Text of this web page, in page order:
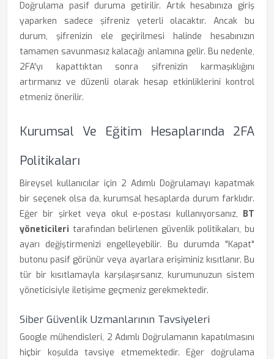
Doğrulama pasif duruma getirilir. Artık hesabınıza giriş
yaparken sadece şifreniz yeterli olacaktır. Ancak bu
durum, şifrenizin ele geçirilmesi halinde hesabınızın
tamamen savunmasız kalacağı anlamına gelir. Bu nedenle,
2FA'yı kapattıktan sonra şifrenizin karmaşıklığını
artırmanız ve düzenli olarak hesap etkinliklerini kontrol
etmeniz önerilir.
Kurumsal Ve Eğitim Hesaplarında 2FA
Politikaları
Bireysel kullanıcılar için 2 Adımlı Doğrulamayı kapatmak
bir seçenek olsa da, kurumsal hesaplarda durum farklıdır.
Eğer bir şirket veya okul e-postası kullanıyorsanız, BT
yöneticileri tarafından belirlenen güvenlik politikaları, bu
ayarı değiştirmenizi engelleyebilir. Bu durumda "Kapat"
butonu pasif görünür veya ayarlara erişiminiz kısıtlanır. Bu
tür bir kısıtlamayla karşılaşırsanız, kurumunuzun sistem
yöneticisiyle iletişime geçmeniz gerekmektedir.
Siber Güvenlik Uzmanlarının Tavsiyeleri
Google mühendisleri, 2 Adımlı Doğrulamanın kapatılmasını
hiçbir koşulda tavsiye etmemektedir. Eğer doğrulama